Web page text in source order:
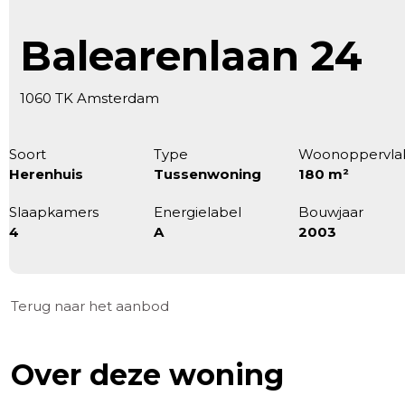
Balearenlaan 24
1060 TK Amsterdam
Soort
Herenhuis
Type
Tussenwoning
180 m²
Slaapkamers
4
Energielabel
A
Bouwjaar
2003
Terug naar het aanbod
Over deze woning